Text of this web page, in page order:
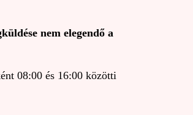
nem elegendő a
08:00 és 16:00 közötti